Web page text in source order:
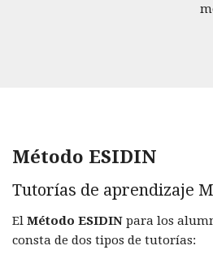
Método ESIDIN
Tutorías de aprendizaje
El Método ESIDIN para los
consta de dos tipos de tutorías: